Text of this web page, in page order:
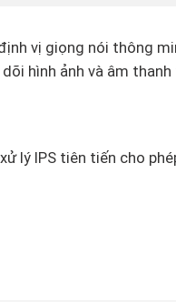
vị giọng nói thông
hình ảnh và âm thanh
lý IPS tiên tiến cho